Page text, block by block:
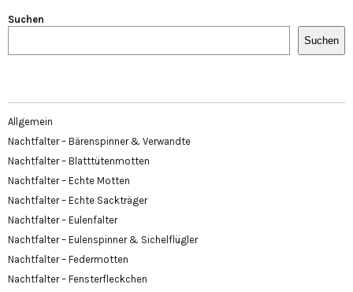
Suchen
Suchen
Allgemein
Nachtfalter – Bärenspinner & Verwandte
Nachtfalter – Blatttütenmotten
Nachtfalter – Echte Motten
Nachtfalter – Echte Sackträger
Nachtfalter – Eulenfalter
Nachtfalter – Eulenspinner & Sichelflügler
Nachtfalter – Federmotten
Nachtfalter – Fensterfleckchen